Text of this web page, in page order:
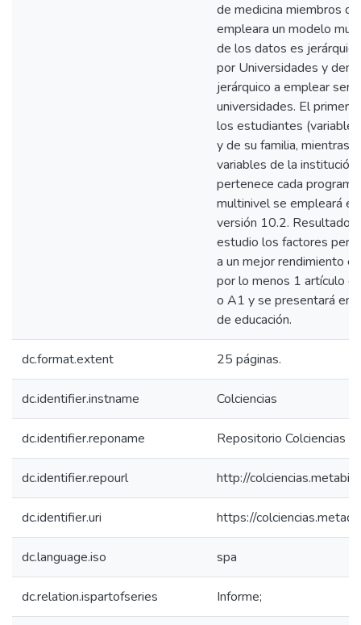
de medicina miembros
empleara un modelo
de los datos es
por Universidades y
jerárquico a emplear
universidades. El primer
los estudiantes
y de su familia, mientras
variables de la
pertenece cada
multinivel se empleará
versión 10.2.
estudio los factores
a un mejor rendimiento
por lo menos 1 artículo
o A1 y se presentará en
de educación.
dc.format.extent 25 páginas.
dc.identifier.instname Colciencias
dc.identifier.reponame Repositorio Colciencias
dc.identifier.repourl http://
dc.identifier.uri https://
dc.language.iso spa
dc.relation.ispartofseries Informe;